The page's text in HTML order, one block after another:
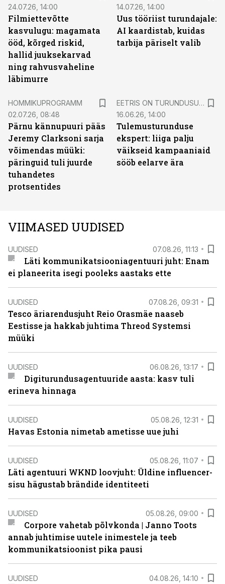
24.07.26, 14:00
Filmiettevõtte
kasvulugu: magamata
ööd, kõrged riskid,
hallid juuksekarvad
ning rahvusvaheline
läbimurre
14.07.26, 14:00
Uus tööriist turundajale:
AI kaardistab, kuidas
tarbija päriselt valib
HOMMIKUPROGRAMM
02.07.26, 08:48
Pärnu kännupuuri pääs
Jeremy Clarksoni sarja
võimendas müüki:
päringuid tuli juurde
tuhandetes
protsentides
EETRIS ON TURUNDUSUUDISED
16.06.26, 14:00
Tulemusturunduse
ekspert: liiga palju
väikseid kampaaniaid
sööb eelarve ära
VIIMASED UUDISED
UUDISED 07.08.26, 11:13
Läti kommunikatsiooniagentuuri juht: Enam
ei planeerita isegi pooleks aastaks ette
UUDISED 07.08.26, 09:31
Tesco äriarendusjuht Reio Orasmäe naaseb
Eestisse ja hakkab juhtima Threod Systemsi
müüki
UUDISED 06.08.26, 13:17
Digiturundusagentuuride aasta: kasv tuli
erineva hinnaga
UUDISED 05.08.26, 12:31
Havas Estonia nimetab ametisse uue juhi
UUDISED 05.08.26, 11:07
Läti agentuuri WKND loovjuht: Üldine influencer-
sisu hägustab brändide identiteeti
UUDISED 05.08.26, 09:00
Corpore vahetab põlvkonda | Janno Toots
annab juhtimise uutele inimestele ja teeb
kommunikatsioonist pika pausi
UUDISED 04.08.26, 14:10